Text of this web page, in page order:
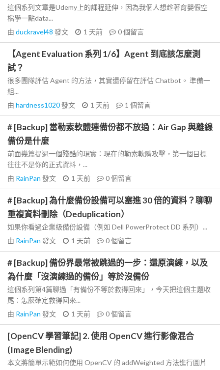
這個系列文章是Udemy上的課程延伸，因為我個人想趁著育嬰假空
檔學一點data...
由 duckravel48 發文 1 天前 0個留言
【Agent Evaluation 系列 1/6】Agent 到底該怎麼測
試？
很多團隊評估 Agent 的方法，其實還停留在評估 Chatbot。 準備一
組...
由 hardness1020發文 1 天前 1 個留言
# [Backup] 當勒索軟體連備份都不放過：Air Gap 與離線
備份是什麼
前面幾篇提過一個殘酷的現實：現在的勒索軟體攻擊，第一個目標
往往不是你的正式資料，...
由 RainPan 發文 1 天前 0個留言
# [Backup] 為什麼備份設備可以塞進 30 倍的資料？聊聊
重複資料刪除（Deduplication）
如果你看過企業級備份設備（例如 Dell PowerProtect DD 系列）...
由 RainPan 發文 1 天前 0個留言
# [Backup] 備份界最常被跳過的一步：還原演練，以及
為什麼「沒演練過的備份」等於沒備份
這個系列第4篇聊過「有備份不等於救得回來」，今天把這個主題收
尾：怎麼確定救得回來...
由 RainPan 發文 1 天前 0個留言
[OpenCV 學習筆記] 2. 使用 OpenCV 進行影像混合
(Image Blending)
本文將簡單示範如何使用 OpenCV 的 addWeighted 方法進行圖片